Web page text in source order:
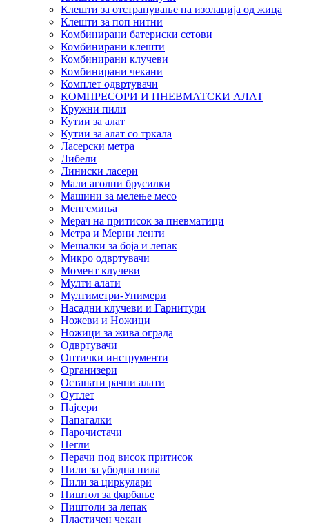
Клешти за отстранување на изолација од жица
Клешти за поп нитни
Комбинирани батериски сетови
Комбинирани клешти
Комбинирани клучеви
Комбинирани чекани
Комплет одвртувачи
КОМПРЕСОРИ И ПНЕВМАТСКИ АЛАТ
Кружни пили
Кутии за алат
Кутии за алат со тркала
Ласерски метра
Либели
Линиски ласери
Мали аголни брусилки
Машини за мелење месо
Менгемиња
Мерач на притисок за пневматици
Метра и Мерни ленти
Мешалки за боја и лепак
Микро одвртувачи
Момент клучеви
Мулти алати
Мултиметри-Унимери
Насадни клучеви и Гарнитури
Ножеви и Ножици
Ножици за жива ограда
Одвртувачи
Оптички инструменти
Организери
Останати рачни алати
Оутлет
Пајсери
Папагалки
Парочистачи
Пегли
Перачи под висок притисок
Пили за убодна пила
Пили за циркулари
Пиштол за фарбање
Пиштоли за лепак
Пластичен чекан